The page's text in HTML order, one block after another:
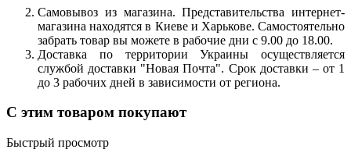
Самовывоз из магазина. Представительства интернет-
магазина находятся в Киеве и Харькове. Самостоятельно
забрать товар вы можете в рабочие дни с 9.00 до 18.00.
Доставка по территории Украины осуществляется
службой доставки "Новая Почта". Срок доставки – от 1
до 3 рабочих дней в зависимости от региона.
С этим товаром покупают
Быстрый просмотр